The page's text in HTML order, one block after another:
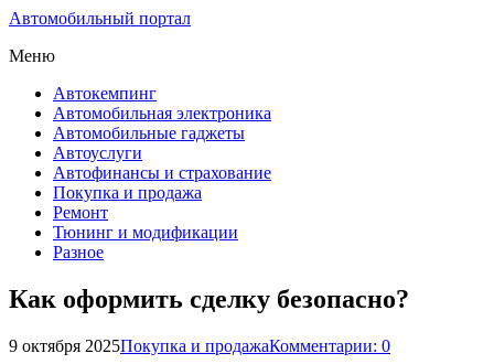
Автомобильный портал
Меню
Автокемпинг
Автомобильная электроника
Автомобильные гаджеты
Автоуслуги
Автофинансы и страхование
Покупка и продажа
Ремонт
Тюнинг и модификации
Разное
Как оформить сделку безопасно?
9 октября 2025Покупка и продажаКомментарии: 0